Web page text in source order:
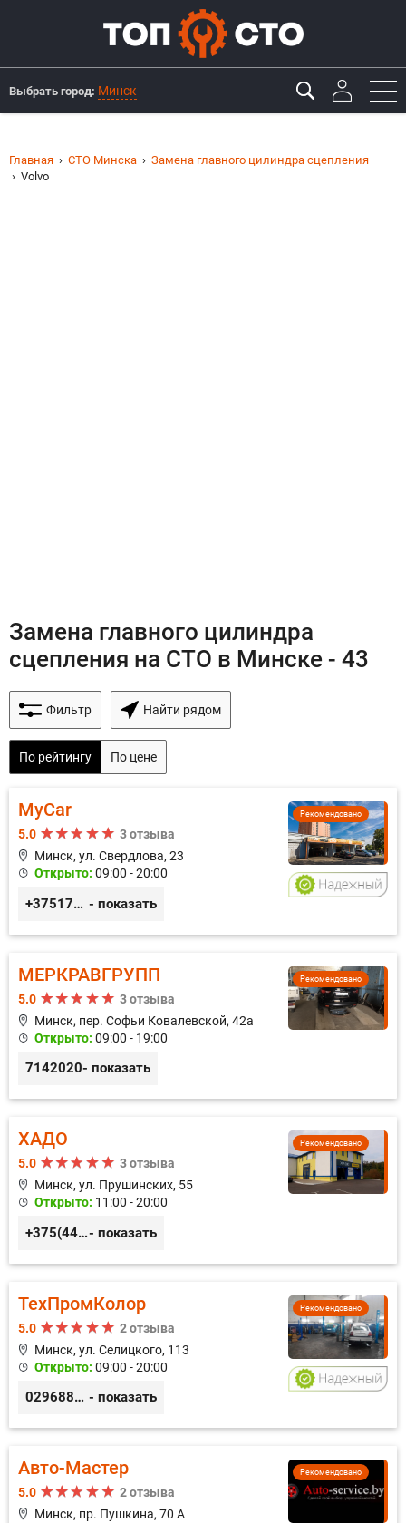
Выбрать город: Минск
Главная СТО Минска
Замена главного цилиндра сцепления
Volvo
Замена главного цилиндра
сцепления на СТО в Минске - 43
Фильтр Найти рядом
По рейтингу По цене
Рекомендовано
MyCar
5.0
3 отзыва
Минск, ул. Свердлова, 23
Открыто: 09:00 - 20:00
+375173212443 - показать
Рекомендовано
МЕРКРАВГРУПП
5.0
3 отзыва
Минск, пер. Софьи Ковалевской, 42а
Открыто: 09:00 - 19:00
7142020- показать
Рекомендовано
ХАДО
5.0
3 отзыва
Минск, ул. Прушинских, 55
Открыто: 11:00 - 20:00
+375(44) 559-27-77- показать
Рекомендовано
ТехПромКолор
5.0
2 отзыва
Минск, ул. Селицкого, 113
Открыто: 09:00 - 20:00
0296889898 - показать
Рекомендовано
Авто-Мастер
5.0
2 отзыва
Минск, пр. Пушкина, 70 А